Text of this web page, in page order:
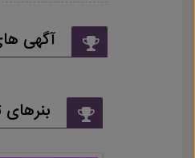
آگهی
بنرهای